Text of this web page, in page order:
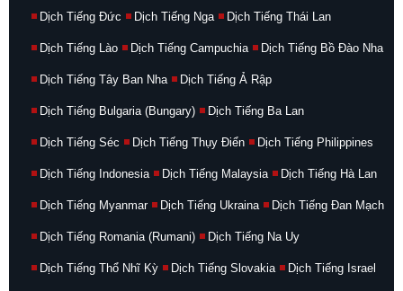
Dịch Tiếng Đức Dịch Tiếng Nga Dịch Tiếng Thái Lan
Dịch Tiếng Lào Dịch Tiếng Campuchia Dịch Tiếng Bồ Đào Nha
Dịch Tiếng Tây Ban Nha Dịch Tiếng Ả Rập
Dịch Tiếng Bulgaria (Bungary) Dịch Tiếng Ba Lan
Dịch Tiếng Séc Dịch Tiếng Thụy Điển Dịch Tiếng Philippines
Dịch Tiếng Indonesia Dịch Tiếng Malaysia Dịch Tiếng Hà Lan
Dịch Tiếng Myanmar Dịch Tiếng Ukraina Dịch Tiếng Đan Mạch
Dịch Tiếng Romania (Rumani) Dịch Tiếng Na Uy
Dịch Tiếng Thổ Nhĩ Kỳ Dịch Tiếng Slovakia Dịch Tiếng Israel